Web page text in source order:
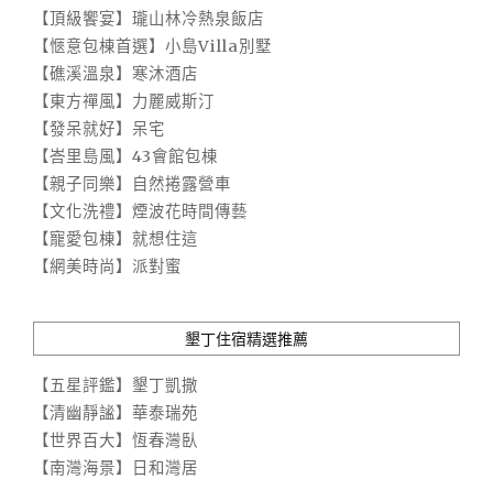
【頂級饗宴】瓏山林冷熱泉飯店
【愜意包棟首選】小島Villa別墅
【礁溪溫泉】寒沐酒店
【東方禪風】力麗威斯汀
【發呆就好】呆宅
【峇里島風】43會館包棟
【親子同樂】自然捲露營車
【文化洗禮】煙波花時間傳藝
【寵愛包棟】就想住這
【網美時尚】派對蜜
墾丁住宿精選推薦
【五星評鑑】墾丁凱撒
【清幽靜謐】華泰瑞苑
【世界百大】恆春灣臥
【南灣海景】日和灣居